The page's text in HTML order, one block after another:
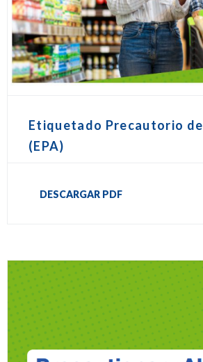
Etiquetado Precautorio
(EPA)
DESCARGAR PDF